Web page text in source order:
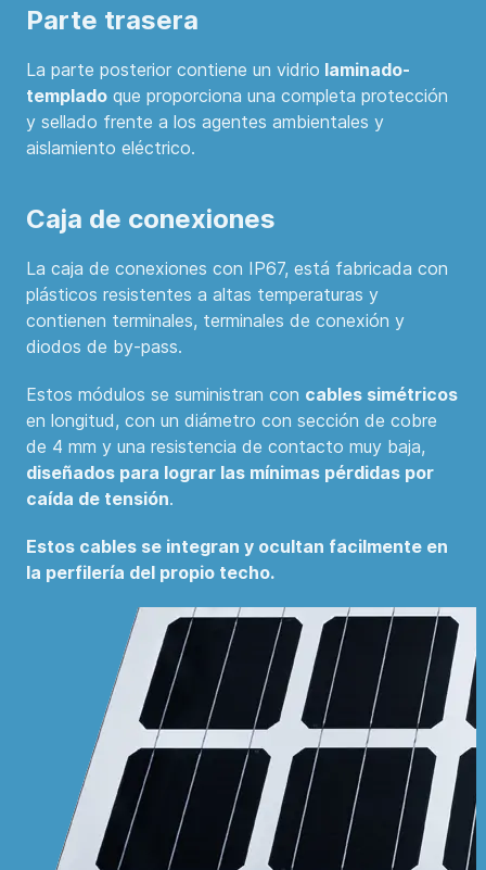
Parte trasera
La parte posterior contiene un vidrio laminado-
templadoque proporciona una completa protección
y sellado frente a los agentes ambientales y
aislamiento eléctrico.
Caja de conexiones
La caja de conexiones con IP67, está fabricada con
plásticos resistentes a altas temperaturas y
contienen terminales, terminales de conexión y
diodos de by-pass.
Estos módulos se suministran con cables simétricos
en longitud, con un diámetro con sección de cobre
de 4 mm y una resistencia de contacto muy baja,
diseñados para lograr las mínimas pérdidas por
caída de tensión.
Estos cables se integran y ocultan facilmente en
la perfilería del propio techo.